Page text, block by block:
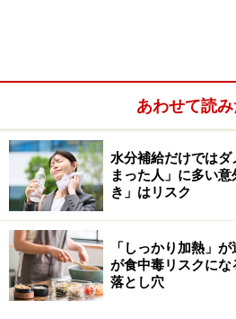
あわせて読
水分補給だけでは
まった人」に多い
き」はリスク
「しっかり加熱」
が食中毒リスクに
落とし穴